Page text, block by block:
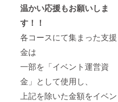
温かい応援もお願いしま
す！！
各コースにて集まった支援
金は
一部を「イベント運営資
金」として使用し、
上記を除いた金額をイベン